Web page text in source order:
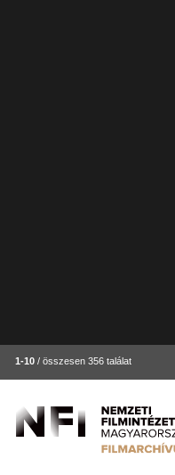
1-10 / összesen 356 találat